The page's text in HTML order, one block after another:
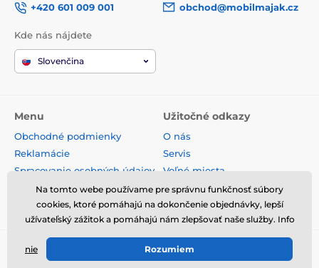
+420 601 009 001
obchod@mobilmajak.cz
Kde nás nájdete
Slovenčina
Menu
Obchodné podmienky
Reklamácie
Spracovanie osobných údajov
Doprava a platba
Odstúpenie od zmluvy
Užitočné odkazy
O nás
Servis
Voľné miesta
Kontakt
© 2026 www.mobilmajak.sk ⦁ E-shop vytvorila
Na tomto webe používame pre správnu funkčnosť súbory
cookies, ktoré pomáhajú na dokončenie objednávky, lepší
užívateľský zážitok a pomáhajú nám zlepšovať naše služby. Info
nie Rozumiem